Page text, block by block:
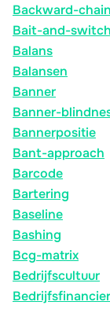
Backward-
Bait-and-switch
Balans
Balansen
Banner
Banner-
Bannerpositie
Bant-approach
Barcode
Bartering
Baseline
Bashing
Bcg-matrix
Bedrijfscultuur